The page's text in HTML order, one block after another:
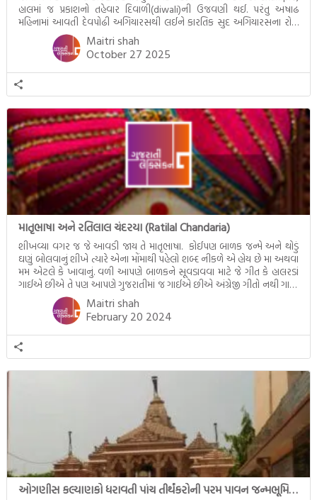
હાલમાં જ પ્રકાશનો તહેવાર દિવાળી(diwali)ની ઉજવણી થઈ. પરંતુ અષાઢ
મહિનામાં આવતી દેવપોઢી અગિયારસથી લઈને કારતિક સુદ અગિયારસના રોજ
આવતી દેવ ઊઠી અગિયારસ વચ્ચે મોટેભાગે યજ્ઞોપવીત સંસ્કાર, લગ્ન,
દીક્ષાગ્રહણ, યજ્ઞ, ગૃહપ્રવેશ જેવા […]
Maitri shah
October 27 2025
માતૃભાષા અને રતિલાલ ચંદરયા (Ratilal Chandaria)
શીખવ્યા વગર જ જે આવડી જાય તે માતૃભાષા. કોઈપણ બાળક જન્મે અને થોડું
ઘણું બોલવાનું શીખે ત્યારે એના મોંમાથી પહેલો શબ્દ નીકળે એ હોય છે મા અથવા
મમ એટલે કે ખાવાનું. વળી આપણે બાળકને સૂવડાવવા માટે જે ગીત કે હાલરડાં
ગાઈએ છીએ તે પણ આપણે ગુજરાતીમાં જ ગાઈએ છીએ અંગ્રેજી ગીતો નથી ગાતા.
આમ બાળકને […]
Maitri shah
February 20 2024
ઓગણીસ કલ્યાણકો ધરાવતી પાંચ તીર્થંકરોની પરમ પાવન જન્મભૂમિ – અયોધ્યા (Ayodhya)